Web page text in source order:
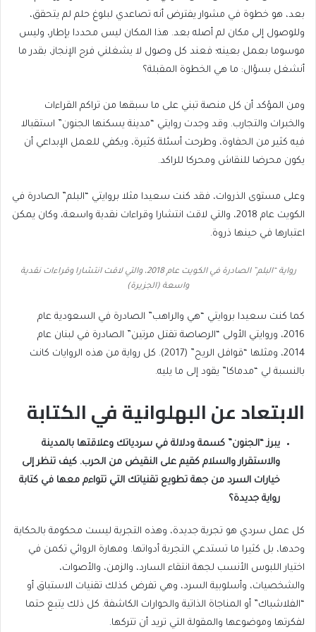
بعد، هو خطوة في مشوار يفترض أنه تصاعدي لبلوغ حلم لم يتحقق،
وللوصول إلى مكان لم أصله بعد. هذا المكان ليس محددا بإطار، وليس
موسوما بعمل بعينه؛ فعند كل وصول لا يشغلني فرح الإنجاز، بقدر ما
أنشغل بسؤال: ما هي الخطوة المقبلة؟
ومن المؤكد أن كل منصة تبني على ما سبقها من تراكم القراءات
والخبرات والتجارب. وقد وجدت روايتي “مدينة يسكنها الجنون” استقبالا
فيه كثير من الحفاوة، وطرحت أسئلة كثيرة، ويكفي للعمل الإبداعي أن
يكون محرضا للنقاش ومحركا للراكد.
وعلى مستوى الذروات، فقد كنت سعيدا مثلا بروايتي “البلم” الصادرة في
الكويت عام 2018، والتي لاقت انتشارا وقراءات نقدية واسعة، وكان يمكن
اعتبارها في حينها ذروة.
رواية “البلم” الصادرة في الكويت عام 2018، والتي لاقت انتشارا وقراءات نقدية
واسعة (الجزيرة)
كما كنت سعيدا بروايتي “هي والراهب” الصادرة في السعودية عام
2016، وروايتي الأولى “الرصاصة تقتل مرتين” الصادرة في لبنان عام
2014، ومثلها “قوافل الريح” (2017). كل رواية من هذه الروايات كانت
بالنسبة لي “مدماكا” يقود إلى ما يليه.
الابتعاد عن البهلوانية في الكتابة
يبرز “الجنون” كسمة ودلالة في سردياتك وعلاقتها بالمدينة
والاستقرار والسلام كقيم على النقيض من الحرب. كيف تنظر إلى
خيارات السرد من جهة تطويع تقنياتك التي تتواءم معها في كتابة
رواية جديدة؟
كل عمل سردي هو تجربة جديدة، وهذه التجربة ليست محكومة بالحكاية
وحدها، بل كثيرا ما تستدعي التجربة أدواتها. ومهارة الروائي تكمن في
اختيار اللبوس الأنسب لجهة انتقاء السارد، والزمن، والأصوات،
والشخصيات، وأسلوبية السرد، وهي تفرض كذلك تقنيات الاستباق أو
“الفلاشباك” أو المناجاة الذاتية والحوارات الكاشفة. كل ذلك يتبع حتما
لفكرتها وموضوعها والمقولة التي تريد أن تتركها.